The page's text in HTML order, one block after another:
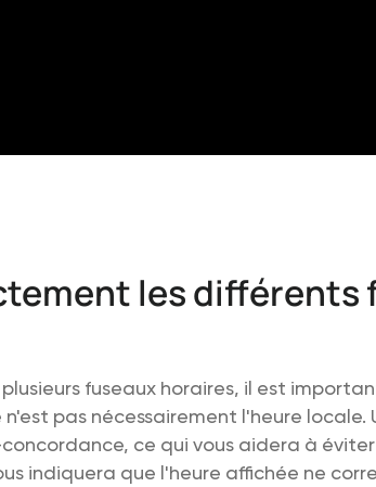
les différents
fuseaux horaires, il est
pas nécessairement l'heure locale.
ce qui vous aidera à éviter
indiquera que l'heure affichée ne